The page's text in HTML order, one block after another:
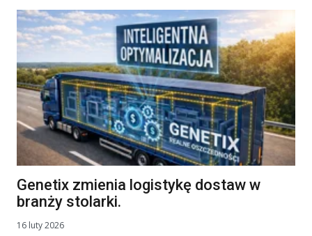
Genetix zmienia logistykę dostaw w
branży stolarki.
16 luty 2026